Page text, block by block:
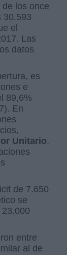
los once
30.593
el
Las
datos
es
e
89,6%
En
Unitario,
de 7.650
se
entre
al de